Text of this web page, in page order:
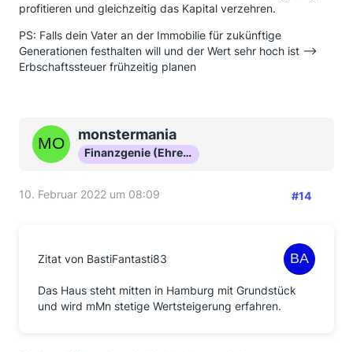
profitieren und gleichzeitig das Kapital verzehren.
PS: Falls dein Vater an der Immobilie für zukünftige
Generationen festhalten will und der Wert sehr hoch ist -->
Erbschaftssteuer frühzeitig planen
monstermania
Finanzgenie (Ehrenmitglied)
10. Februar 2022 um 08:09 #14
Zitat von BastiFantasti83
Das Haus steht mitten in Hamburg mit Grundstück
und wird mMn stetige Wertsteigerung erfahren.